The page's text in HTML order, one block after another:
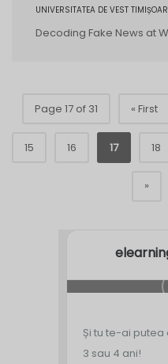
UNIVERSITATEA DE VEST
Decoding Fake News at
Page 17 of 31 « First
15 16 17 18
»
Și tu te-ai
3 sau 4 ani!